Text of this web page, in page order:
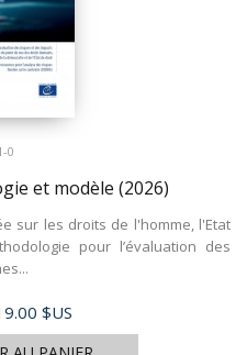
0
et modèle (2026)
sur les droits de l'homme, l'Etat
pour l’évaluation des
$US